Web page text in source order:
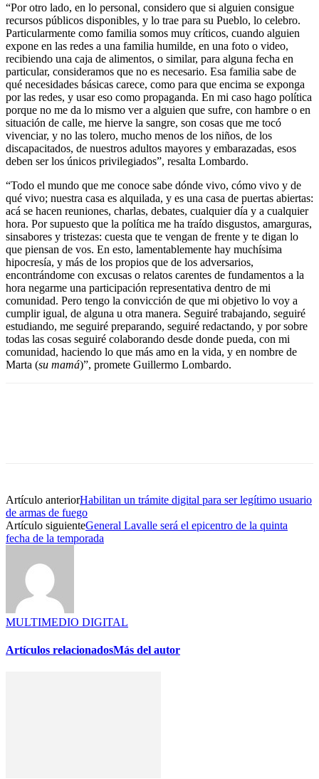
“Por otro lado, en lo personal, considero que si alguien consigue
recursos públicos disponibles, y lo trae para su Pueblo, lo celebro.
Particularmente como familia somos muy críticos, cuando alguien
expone en las redes a una familia humilde, en una foto o video,
recibiendo una caja de alimentos, o similar, para alguna fecha en
particular, consideramos que no es necesario. Esa familia sabe de
qué necesidades básicas carece, como para que encima se exponga
por las redes, y usar eso como propaganda. En mi caso hago política
porque no me da lo mismo ver a alguien que sufre, con hambre o en
situación de calle, me hierve la sangre, son cosas que me tocó
vivenciar, y no las tolero, mucho menos de los niños, de los
discapacitados, de nuestros adultos mayores y embarazadas, esos
deben ser los únicos privilegiados”, resalta Lombardo.
“Todo el mundo que me conoce sabe dónde vivo, cómo vivo y de
qué vivo; nuestra casa es alquilada, y es una casa de puertas abiertas:
acá se hacen reuniones, charlas, debates, cualquier día y a cualquier
hora. Por supuesto que la política me ha traído disgustos, amarguras,
sinsabores y tristezas: cuesta que te vengan de frente y te digan lo
que piensan de vos. En esto, lamentablemente hay muchísima
hipocresía, y más de los propios que de los adversarios,
encontrándome con excusas o relatos carentes de fundamentos a la
hora negarme una participación representativa dentro de mi
comunidad. Pero tengo la convicción de que mi objetivo lo voy a
cumplir igual, de alguna u otra manera. Seguiré trabajando, seguiré
estudiando, me seguiré preparando, seguiré redactando, y por sobre
todas las cosas seguiré colaborando desde donde pueda, con mi
comunidad, haciendo lo que más amo en la vida, y en nombre de
Marta (su mamá)”, promete Guillermo Lombardo.
Artículo anteriorHabilitan un trámite digital para ser legítimo usuario
de armas de fuego
Artículo siguienteGeneral Lavalle será el epicentro de la quinta
fecha de la temporada
MULTIMEDIO DIGITAL
Artículos relacionadosMás del autor